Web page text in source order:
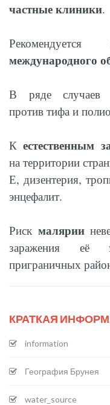
частные клиники.
Рекомендуется
международного
В ряде случаев
против тифа и
Кестественным
на территории
Е, дизентерия,
энцефалит.
Риск малярии
заражения её
приграничных
КРАТКАЯ
information
География Брунея
water_source